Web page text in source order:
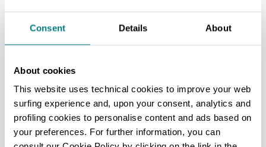
Consent Details About
About cookies
This website uses technical cookies to improve your web
surfing experience and, upon your consent, analytics and
profiling cookies to personalise content and ads based on
your preferences. For further information, you can
Bersana Azienda Agricola di Riccardo Iaccheri
Via Fogliano 161 - Maranello (MO)
Maranello - Terra di Motori IAT Diffuso
Via Dino Ferrari 61 - Maranello (MO)
Maranello - Terra di Motori IAT Diffuso
La Bibulca